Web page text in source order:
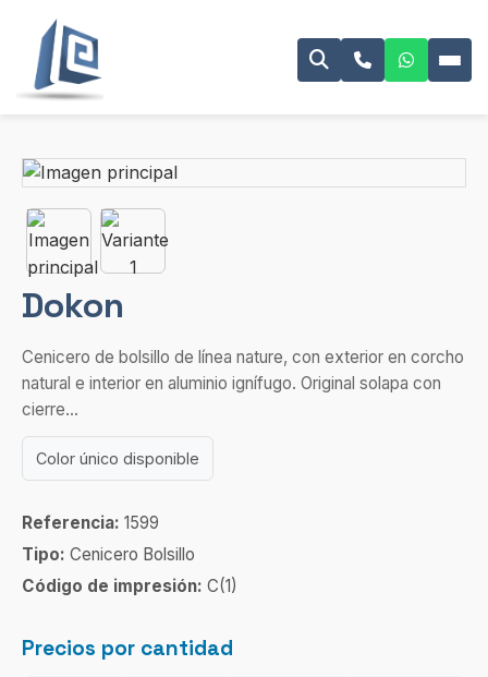
Dokon
Cenicero de bolsillo de línea nature, con exterior en corcho
natural e interior en aluminio ignífugo. Original solapa con
cierre...
Color único disponible
Referencia: 1599
Tipo: Cenicero Bolsillo
Código de impresión: C(1)
Precios por cantidad